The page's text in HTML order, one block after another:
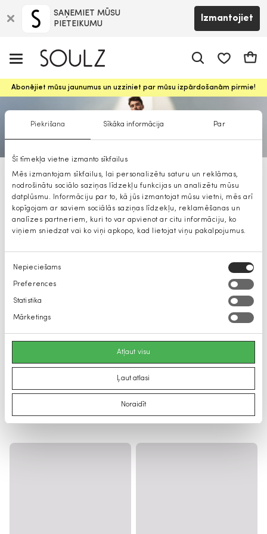
Piekrišana Sīkāka informācija Par
Šī tīmekļa vietne izmanto sīkfailus
Mēs izmantojam sīkfailus, lai personalizētu saturu un reklāmas,
nodrošinātu sociālo saziņas līdzekļu funkcijas un analizētu mūsu
datplūsmu. Informāciju par to, kā jūs izmantojat mūsu vietni, mēs arī
kopīgojam ar saviem sociālās saziņas līdzekļu, reklamēšanas un
analīzes partneriem, kuri to var apvienot ar citu informāciju, ko
viņiem sniedzat vai ko viņi apkopo, kad lietojat viņu pakalpojumus.
Piekrišanas
izvēle
Nepieciešams
Preferences
Statistika
Mārketings
Atļaut visu
Ļaut atlasi
Noraidīt
SAŅEMIET MŪSU
PIETEIKUMU
Izmantojiet
Abonējiet mūsu jaunumus un uzziniet par mūsu izpārdošanām pirmie!
BOSS mēteļi